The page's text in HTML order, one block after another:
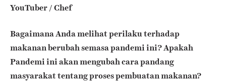
YouTuber / Chef
Bagaimana Anda melihat perilaku terhadap
makanan berubah semasa pandemi ini? Apakah
Pandemi ini akan mengubah cara pandang
masyarakat tentang proses pembuatan makanan?